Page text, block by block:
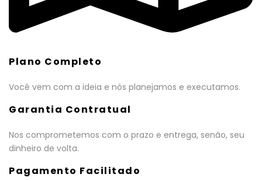
Plano Completo
Você vem com a ideia e nós planejamos e executamos.
Garantia Contratual
Nos comprometemos com o prazo e entrega, senão, seu
dinheiro de volta.
Pagamento Facilitado